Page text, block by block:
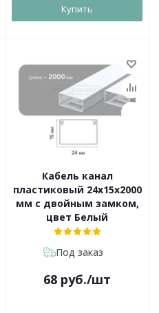
Купить
Кабель канал
пластиковый 24х15х2000
мм с двойным замком,
цвет Белый
Под заказ
68 руб./шт